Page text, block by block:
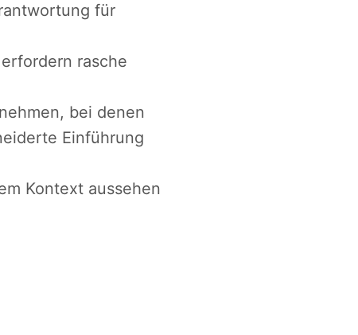
für
rasche
bei denen
Einführung
Kontext aussehen